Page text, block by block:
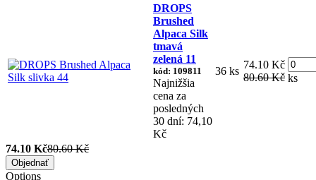
DROPS
Brushed
Alpaca Silk
tmavá
zelená 11
kód: 109811
Najnižšia
cena za
posledných
30 dní: 74,10
Kč
36 ks
74.10 Kč
80.60 Kč ks
74.10 Kč80.60 Kč
Objednať
Options